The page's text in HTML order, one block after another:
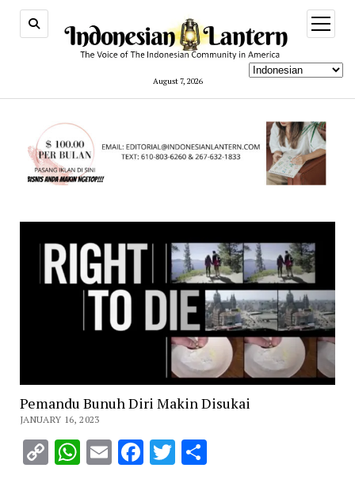
August 7, 2026
open
menu
Pemandu Bunuh Diri Makin Disukai
JANUARY 16, 2023
CopyWhatsApp
EmailFacebook
Twitter
Share